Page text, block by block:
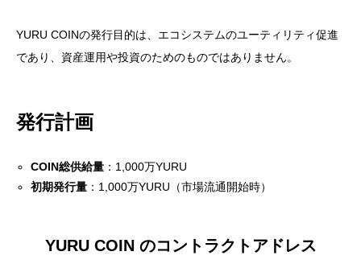
YURU COINの発行目的は、エコシステムのユーティリティ促進
であり、資産運用や投資のためのものではありません。
発行計画
COIN総供給量 ：1,000万YURU
初期発行量 ：1,000万YURU（市場流通開始時）
YURU COIN のコントラクトアドレス